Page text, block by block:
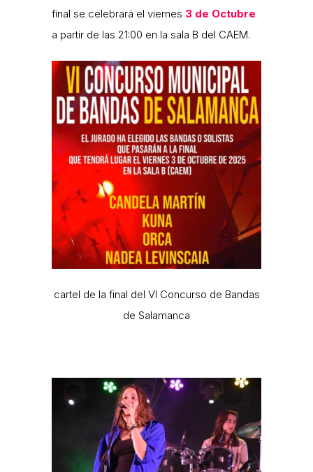
final se celebrará el viernes 3 de Octubre
a partir de las 21:00 en la sala B del CAEM.
cartel de la final del VI Concurso de Bandas
de Salamanca